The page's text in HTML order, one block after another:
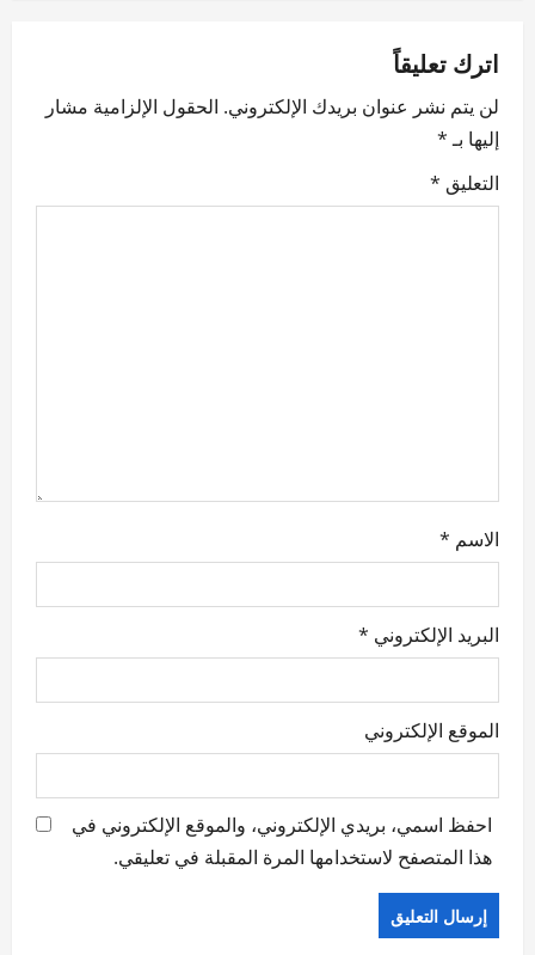
v
i
g
a
اترك تعليقاً
لن يتم نشر عنوان بريدك الإلكتروني. الحقول الإلزامية مشار
إليها بـ*
التعليق *
الاسم *
البريد الإلكتروني *
الموقع الإلكتروني
احفظ اسمي، بريدي الإلكتروني، والموقع الإلكتروني في
هذا المتصفح لاستخدامها المرة المقبلة في تعليقي.